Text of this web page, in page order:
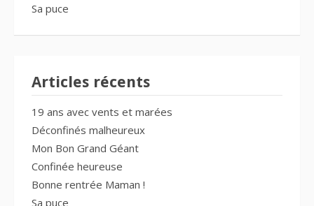
Sa puce
Articles récents
19 ans avec vents et marées
Déconfinés malheureux
Mon Bon Grand Géant
Confinée heureuse
Bonne rentrée Maman !
Sa puce